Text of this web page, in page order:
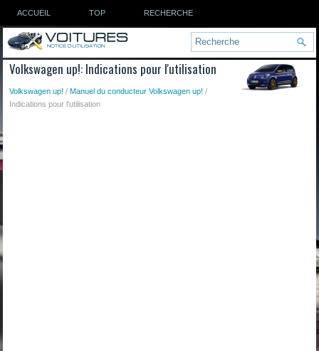
ACCUEIL TOP RECHERCHE
Volkswagen up!: Indications pour l'utilisation
Volkswagen up! /Manuel du conducteur Volkswagen up! /
Indications pour l'utilisation